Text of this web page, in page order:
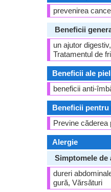
prevenirea
Beneficii
un ajutor
Tratamentul de
Beneficii ale
beneficii anti-
Beneficii pentru
Previne căderea
Alergie
Simptomele de
dureri
gură, Vărsături